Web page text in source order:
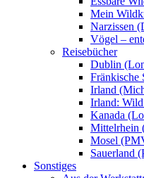
Mein
Narzissen
Vögel –
Reisebücher
Dublin
Fränkische
Irland
Irland:
Kanada
Mittelrhein
Mosel
Sauerland
Sonstiges